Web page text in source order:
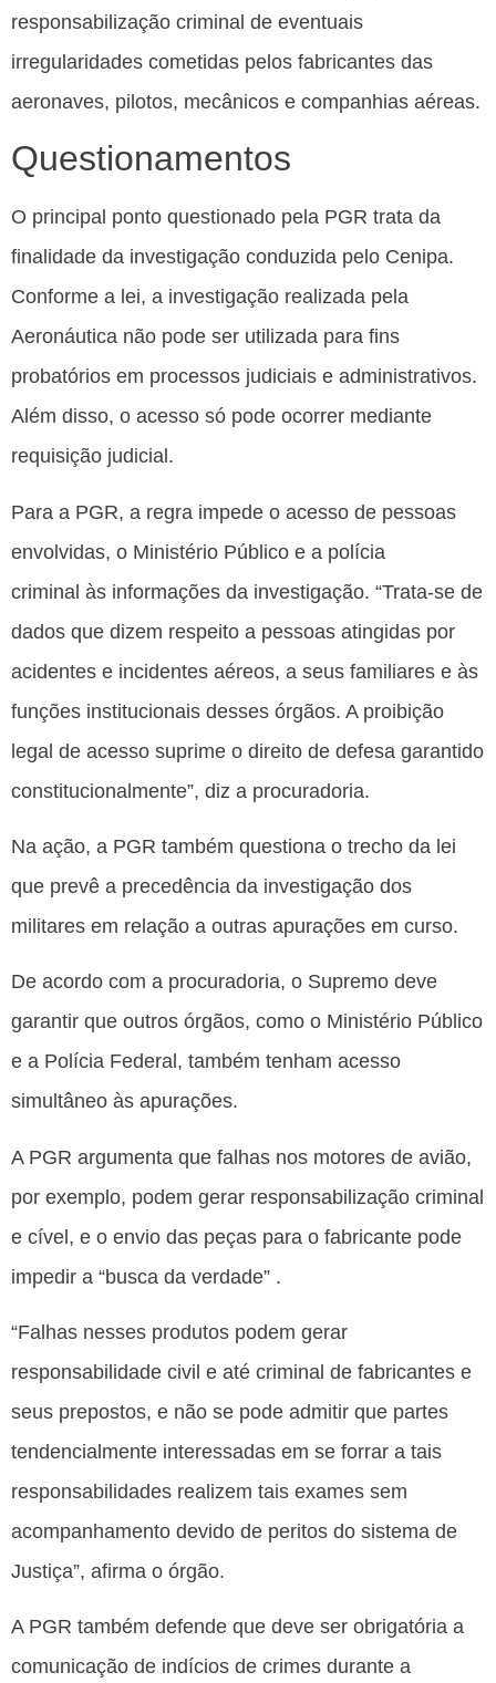
responsabilização criminal de eventuais
irregularidades cometidas pelos fabricantes das
aeronaves, pilotos, mecânicos e companhias aéreas.
Questionamentos
O principal ponto questionado pela PGR trata da
finalidade da investigação conduzida pelo Cenipa.
Conforme a lei, a investigação realizada pela
Aeronáutica não pode ser utilizada para fins
probatórios em processos judiciais e administrativos.
Além disso, o acesso só pode ocorrer mediante
requisição judicial.
Para a PGR, a regra impede o acesso de pessoas
envolvidas, o Ministério Público e a polícia
criminal às informações da investigação. “Trata-se de
dados que dizem respeito a pessoas atingidas por
acidentes e incidentes aéreos, a seus familiares e às
funções institucionais desses órgãos. A proibição
legal de acesso suprime o direito de defesa garantido
constitucionalmente”, diz a procuradoria.
Na ação, a PGR também questiona o trecho da lei
que prevê a precedência da investigação dos
militares em relação a outras apurações em curso.
De acordo com a procuradoria, o Supremo deve
garantir que outros órgãos, como o Ministério Público
e a Polícia Federal, também tenham acesso
simultâneo às apurações.
A PGR argumenta que falhas nos motores de avião,
por exemplo, podem gerar responsabilização criminal
e cível, e o envio das peças para o fabricante pode
impedir a “busca da verdade” .
“Falhas nesses produtos podem gerar
responsabilidade civil e até criminal de fabricantes e
seus prepostos, e não se pode admitir que partes
tendencialmente interessadas em se forrar a tais
responsabilidades realizem tais exames sem
acompanhamento devido de peritos do sistema de
Justiça”, afirma o órgão.
A PGR também defende que deve ser obrigatória a
comunicação de indícios de crimes durante a